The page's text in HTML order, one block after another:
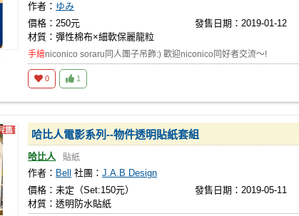
作者： ゆみ
價格：250元
發售日期：2019-01-12
材質：彈性棉布×細軟保麗龍粒
手繪niconico soraru同人團子吊飾:) 歡迎niconico同好者交流～!
0 1
哈比人電影系列--物件透明貼紙套組
哈比人 貼紙
作者： Bell 社團： J.A.B Design
價格：未定（Set:150元）
發售日期：2019-05-11
材質：透明防水貼紙